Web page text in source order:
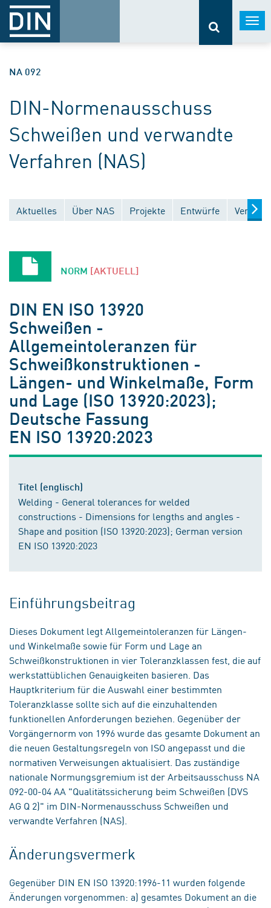
NA 092
DIN-Normenausschuss
Schweißen und verwandte
Verfahren (NAS)
Aktuelles Über NAS Projekte Entwürfe
NORM [AKTUELL]
DIN EN ISO 13920
Schweißen -
Allgemeintoleranzen für
Schweißkonstruktionen -
Längen- und Winkelmaße, Form
und Lage (ISO 13920:2023);
Deutsche Fassung
EN ISO 13920:2023
Titel (englisch)
Welding - General tolerances for welded
constructions - Dimensions for lengths and angles -
Shape and position (ISO 13920:2023); German version
EN ISO 13920:2023
Einführungsbeitrag
Dieses Dokument legt Allgemeintoleranzen für Längen-
und Winkelmaße sowie für Form und Lage an
Schweißkonstruktionen in vier Toleranzklassen fest, die auf
werkstattüblichen Genauigkeiten basieren. Das
Hauptkriterium für die Auswahl einer bestimmten
Toleranzklasse sollte sich auf die einzuhaltenden
funktionellen Anforderungen beziehen. Gegenüber der
Vorgängernorm von 1996 wurde das gesamte Dokument an
die neuen Gestaltungsregeln von ISO angepasst und die
normativen Verweisungen aktualisiert. Das zuständige
nationale Normungsgremium ist der Arbeitsausschuss NA
092-00-04 AA "Qualitätssicherung beim Schweißen (DVS
AG Q 2)" im DIN-Normenausschuss Schweißen und
verwandte Verfahren (NAS).
Änderungsvermerk
Gegenüber DIN EN ISO 13920:1996-11 wurden folgende
Änderungen vorgenommen: a) gesamtes Dokument an die